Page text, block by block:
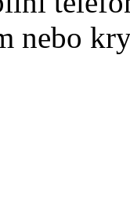
nebo